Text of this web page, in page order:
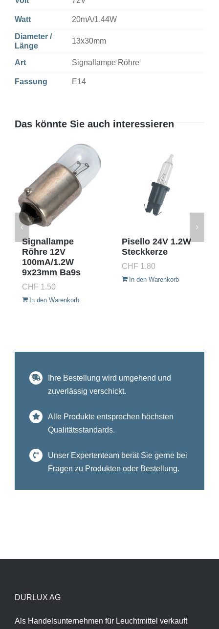
Watt 20mA/1.44W
Diameter /
Länge
13x30mm
Art Signallampe Röhre
Fassung E14
Das könnte Sie auch interessieren
Signallampe
Röhre 12V
100mA/1.2W
9x23mm Ba9s
CHF 1.50
In den Warenkorb
Pisello 24V 1.2W
Steckkerze
CHF 1.80
In den Warenkorb
Ihre Bestellung wird umgehend und
zuverlässig verschickt.
Alle Produkte entsprechen höchsten
Qualitätsstandards.
Unser Expertenteam berät Sie gerne bei
Fragen zu Produkten oder Bestellung.
DURLUX AG
Als Handelsunternehmen für Leuchtmittel verkauft